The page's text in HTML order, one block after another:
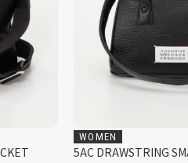
WOMEN
5AC CLASSIQUE